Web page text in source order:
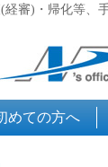
審)・帰化等、
めての方へ